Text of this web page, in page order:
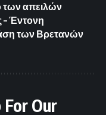
των απειλών
– Έντονη
των Βρετανών
For Our